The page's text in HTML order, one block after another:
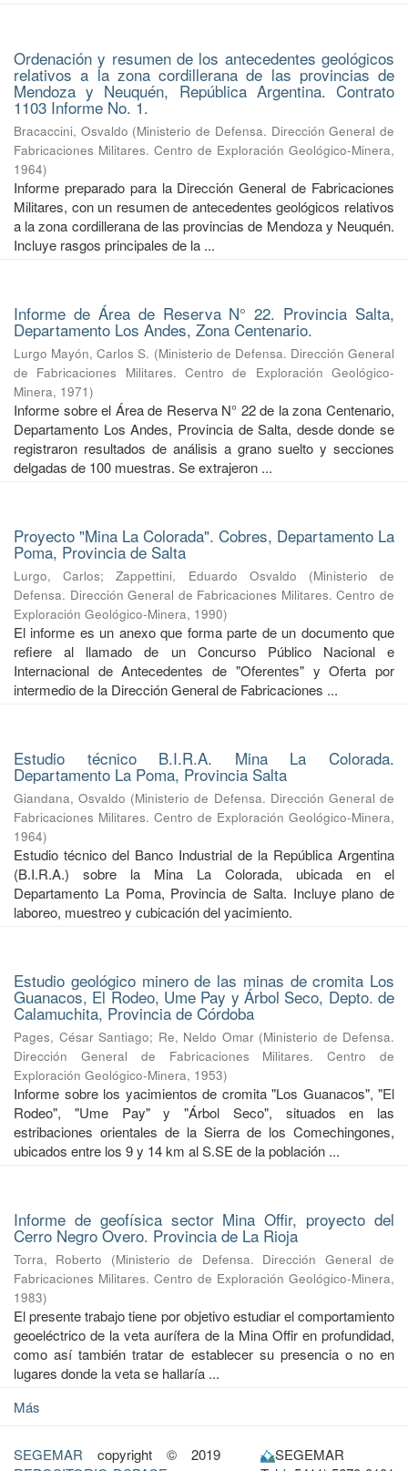
Ordenación y resumen de los antecedentes geológicos
relativos a la zona cordillerana de las provincias de
Mendoza y Neuquén, República Argentina. Contrato
1103 Informe No. 1.
Bracaccini, Osvaldo (Ministerio de Defensa. Dirección General de
Fabricaciones Militares. Centro de Exploración Geológico-Minera,
1964)
Informe preparado para la Dirección General de Fabricaciones
Militares, con un resumen de antecedentes geológicos relativos
a la zona cordillerana de las provincias de Mendoza y Neuquén.
Incluye rasgos principales de la ...
Informe de Área de Reserva N° 22. Provincia Salta,
Departamento Los Andes, Zona Centenario.
Lurgo Mayón, Carlos S. (Ministerio de Defensa. Dirección General
de Fabricaciones Militares. Centro de Exploración Geológico-
Minera, 1971)
Informe sobre el Área de Reserva N° 22 de la zona Centenario,
Departamento Los Andes, Provincia de Salta, desde donde se
registraron resultados de análisis a grano suelto y secciones
delgadas de 100 muestras. Se extrajeron ...
Proyecto "Mina La Colorada". Cobres, Departamento La
Poma, Provincia de Salta
Lurgo, Carlos;Zappettini, Eduardo Osvaldo (Ministerio de
Defensa. Dirección General de Fabricaciones Militares. Centro de
Exploración Geológico-Minera, 1990)
El informe es un anexo que forma parte de un documento que
refiere al llamado de un Concurso Público Nacional e
Internacional de Antecedentes de "Oferentes" y Oferta por
intermedio de la Dirección General de Fabricaciones ...
Estudio técnico B.I.R.A. Mina La Colorada.
Departamento La Poma, Provincia Salta
Giandana, Osvaldo (Ministerio de Defensa. Dirección General de
Fabricaciones Militares. Centro de Exploración Geológico-Minera,
1964)
Estudio técnico del Banco Industrial de la República Argentina
(B.I.R.A.) sobre la Mina La Colorada, ubicada en el
Departamento La Poma, Provincia de Salta. Incluye plano de
laboreo, muestreo y cubicación del yacimiento.
Estudio geológico minero de las minas de cromita Los
Guanacos, El Rodeo, Ume Pay y Árbol Seco, Depto. de
Calamuchita, Provincia de Córdoba
Pages, César Santiago; Re, Neldo Omar (Ministerio de Defensa.
Dirección General de Fabricaciones Militares. Centro de
Exploración Geológico-Minera, 1953)
Informe sobre los yacimientos de cromita "Los Guanacos", "El
Rodeo", "Ume Pay" y "Árbol Seco", situados en las
estribaciones orientales de la Sierra de los Comechingones,
ubicados entre los 9 y 14 km al S.SE de la población ...
Informe de geofísica sector Mina Offir, proyecto del
Cerro Negro Overo. Provincia de La Rioja
Torra, Roberto (Ministerio de Defensa. Dirección General de
Fabricaciones Militares. Centro de Exploración Geológico-Minera,
1983)
El presente trabajo tiene por objetivo estudiar el comportamiento
geoeléctrico de la veta aurífera de la Mina Offir en profundidad,
como así también tratar de establecer su presencia o no en
lugares donde la veta se hallaría ...
Más
SEGEMAR copyright © 2019
SEGEMAR